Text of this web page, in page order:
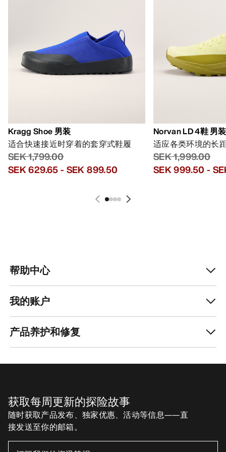
Kragg Shoe 男装
适合快速接近时穿着的套穿式鞋履
SEK 1,799.00
SEK 629.65- SEK 899.50
Norvan LD 4鞋 男装
适应各类环境的长
SEK 1,999.00
SEK 999.50 -
帮助中心
我的账户
产品养护和修复
获取每周更新的探险故事
随时获取产品发布、独家优惠、活动等信息——直
接发送至你的邮箱。